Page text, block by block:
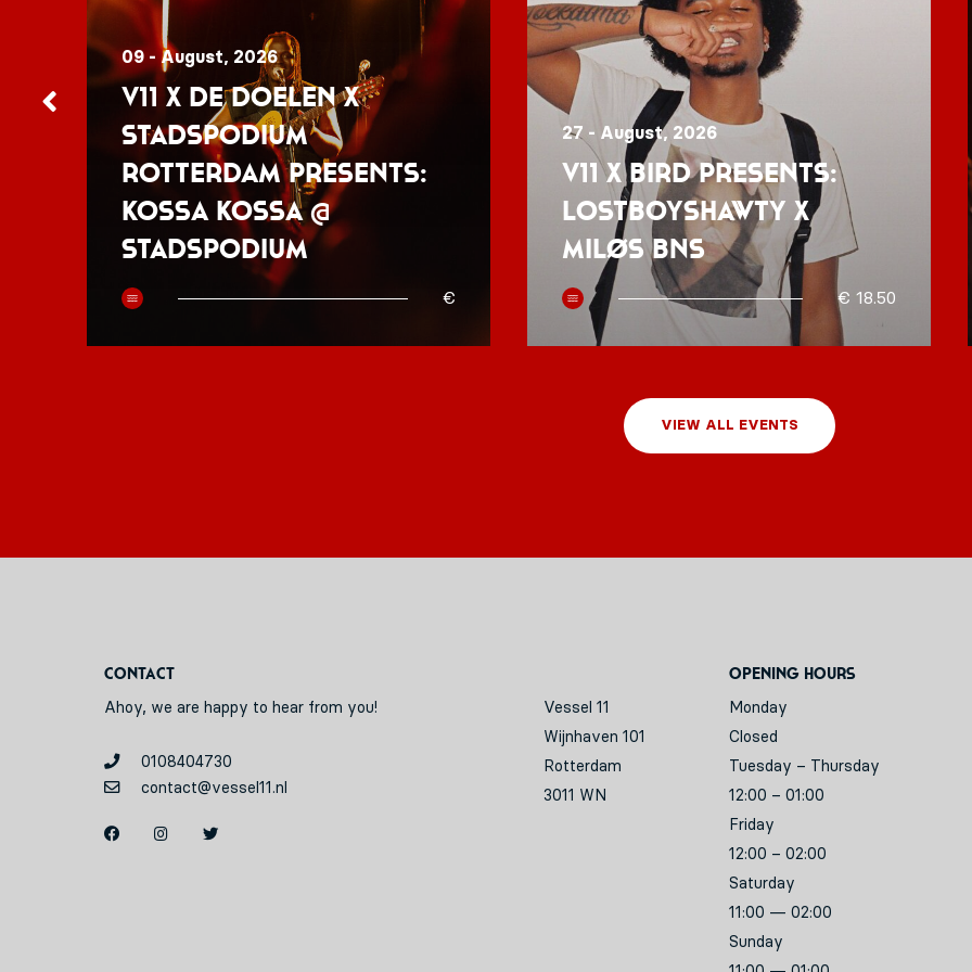
09 - August, 2026
V11 x De Doelen x
Stadspodium
Rotterdam presents:
Kossa Kossa @
Stadspodium
€
27 - August, 2026
V11 x BIRD presents:
Lostboyshawty x
MILØS BNS
€ 18.50
VIEW ALL EVENTS
Contact
Ahoy, we are happy to hear from you!
0108404730
contact@vessel11.nl
Vessel 11
Wijnhaven 101
Rotterdam
3011 WN
Opening hours
Monday
Closed
Tuesday – Thursday
12:00 – 01:00
Friday
12:00 – 02:00
Saturday
11:00 — 02:00
Sunday